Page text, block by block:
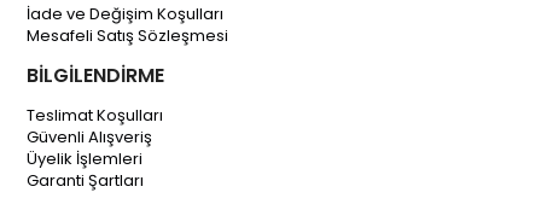
İade ve Değişim Koşulları
Mesafeli Satış Sözleşmesi
BİLGİLENDİRME
Teslimat Koşulları
Güvenli Alışveriş
Üyelik İşlemleri
Garanti Şartları